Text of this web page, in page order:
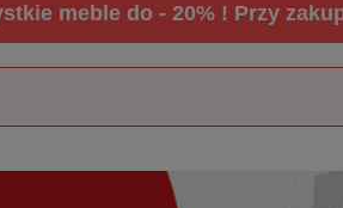
meble do - 20% ! Przy